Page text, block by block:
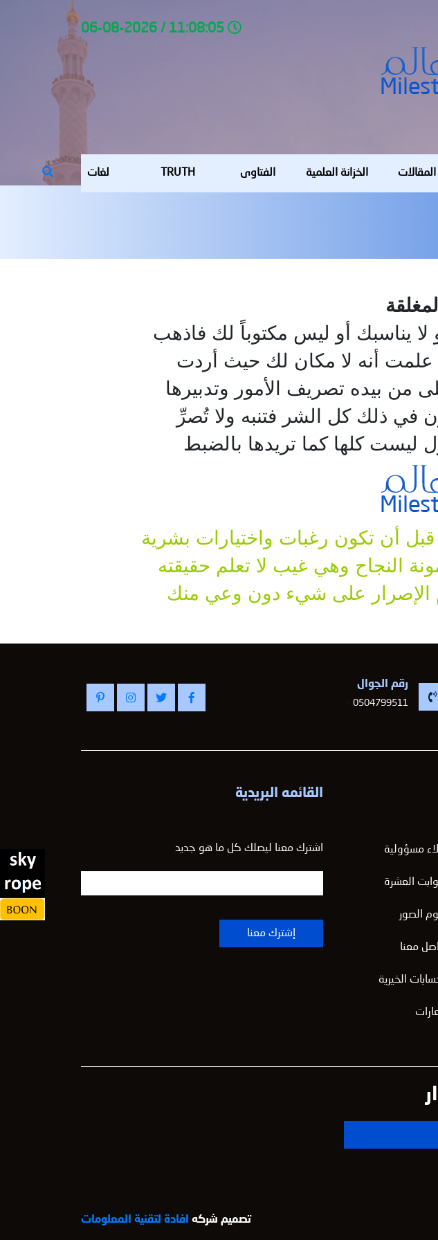
المقالات الخزانة العلمية الفتاوى TRUTH لغات
يناسبك أو ليس مكتوباً لك فاذهب
علمت أنه لا مكان لك حيث أردت
من بيده تصريف الأمور وتدبيرها
في ذلك كل الشر فتنبه ولا تُصرِّ
ليست كلها كما تريدها بالضبط
قبل أن تكون رغبات واختيارات بشرية
النجاح وهي غيب لا تعلم حقيقته
الإصرار على شيء دون وعي منك
رقم الجوال
0504799511
-
مسؤولية
العشرة
الصور
معنا
الخيرية
القائمه البريدية
اشترك معنا ليصلك كل ما هو جديد
تصميم شركه افادة لتقنية المعلومات